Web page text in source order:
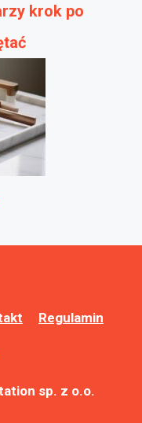
krok po
Regulamin
sp. z o.o.